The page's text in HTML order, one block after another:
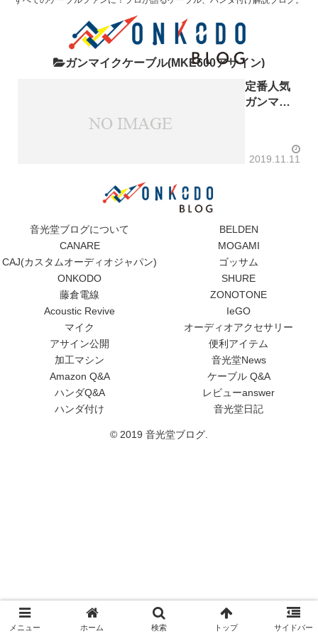
ガンマイクケーブル(MKE600アサイン)
定番人気
ガンマイ
MKE600
モガミ
2893
ステレオ
ガンマイ
ク→ビデ
オカメラ
ル
(XLRメス-
ステレオ
ミニL型プ
ラグ)
2019.11.11
音光堂ブログについて
BELDEN
CANARE
MOGAMI
CAJ(カスタムオーディオジャパン)
ゴッサム
ONKODO
SHURE
藤倉電線
ZONOTONE
Acoustic Revive
IeGO
マイク
オーディオアクセサリー
アサイン公開
便利アイテム
加工マシン
音光堂News
Amazon Q&A
ケーブル Q&A
ハンダQ&A
レビューanswer
ハンダ付け
音光堂日記
© 2019 音光堂ブログ.
メニュー ホーム 検索 トップ サイドバー